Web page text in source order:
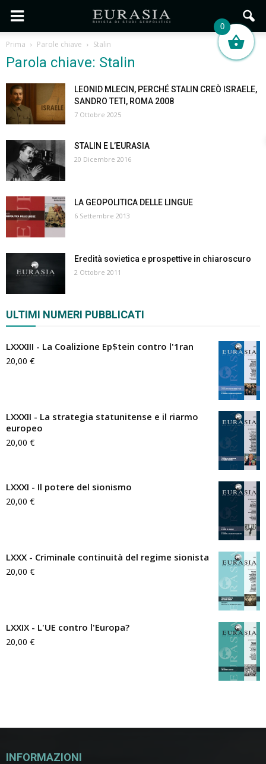
Prima Parole chiave Stalin
Parola chiave: Stalin
LEONID MLECIN, PERCHÉ STALIN CREÒ ISRAELE,
SANDRO TETI, ROMA 2008
7 Ottobre 2025
STALIN E L’EURASIA
20 Dicembre 2016
LA GEOPOLITICA DELLE LINGUE
6 Settembre 2013
Eredità sovietica e prospettive in chiaroscuro
2 Ottobre 2011
ULTIMI NUMERI PUBBLICATI
LXXXIII - La Coalizione Ep$tein contro l'1ran
20,00 €
LXXXII - La strategia statunitense e il riarmo
europeo
20,00 €
LXXXI - Il potere del sionismo
20,00 €
LXXX - Criminale continuità del regime sionista
20,00 €
LXXIX - L'UE contro l'Europa?
20,00 €
INFORMAZIONI
0